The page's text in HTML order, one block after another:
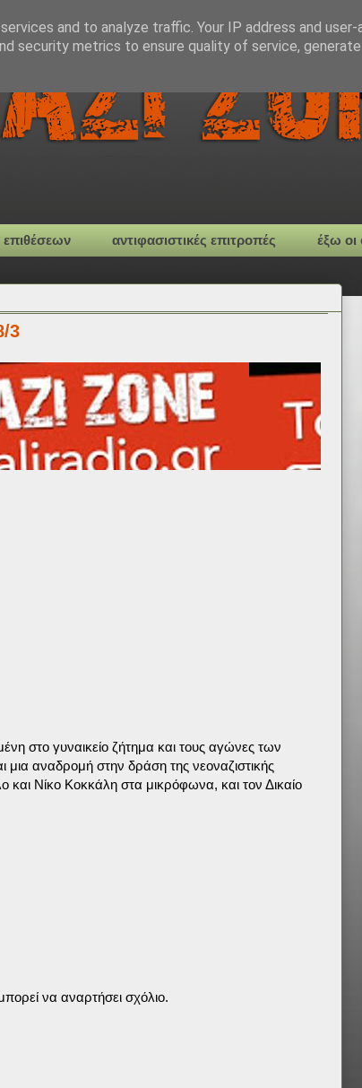
επιθέσεων αντιφασιστικές επιτροπές έξω οι
3
στο γυναικείο ζήτημα και τους αγώνες των
μια αναδρομή στην δράση της νεοναζιστικής
Νίκο Κοκκάλη στα μικρόφωνα, και τον Δικαίο
να αναρτήσει σχόλιο.
and to analyze traffic. Your IP address and user-
security metrics to ensure quality of service,